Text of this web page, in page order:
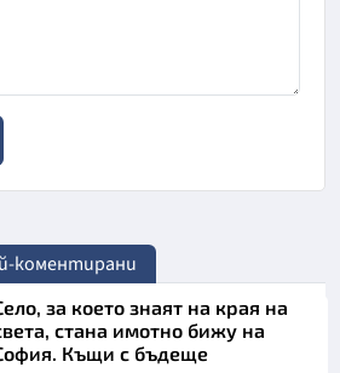
коментирани
за което знаят на края на
стана имотно бижу на
Къщи с бъдеще